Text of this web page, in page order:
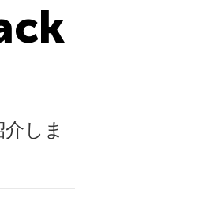
しま